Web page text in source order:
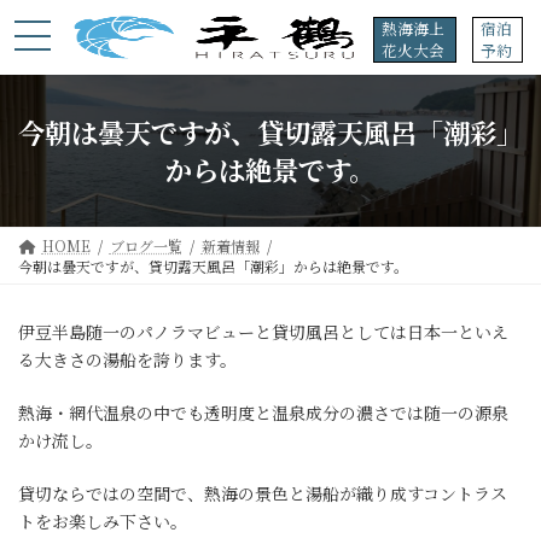
ン
プ
ビ
動
熱海海上
花火大会
宿泊
予約
今朝は曇天ですが、貸切露天風呂「潮彩」
からは絶景です。
HOME ブログ一覧
新着情報
今朝は曇天ですが、貸切露天風呂「潮彩」からは絶景です。
伊豆半島随一のパノラマビューと貸切風呂としては日本一といえ
る大きさの湯船を誇ります。
熱海・網代温泉の中でも透明度と温泉成分の濃さでは随一の源泉
かけ流し。
貸切ならではの空間で、熱海の景色と湯船が織り成すコントラス
トをお楽しみ下さい。